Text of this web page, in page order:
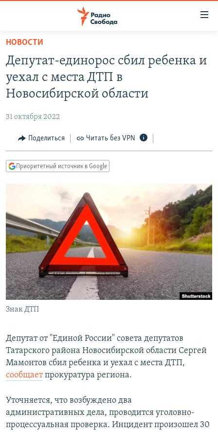
упрощенного
доступа
основному
Вернутся
Вернутся
ПОДКАСТЫ
АВТОРСКИЕ ПРОЕКТЫ
МНЕНИЯ
КУЛЬТУРА
КАВКАЗ.РЕАЛИИ
СЕВЕР.РЕАЛИИ
СИБИРЬ.РЕАЛИИ
РАСПИСАНИЕ ВЕЩАНИЯ
ПОДПИШИТЕСЬ НА РАССЫЛКУ
СОЦИАЛЬНЫЕ СЕТИ
Все сайты РСЕ/РС
НОВОСТИ
Депутат-единорос сбил ребенка и
уехал с места ДТП в
Новосибирской области
31 октября 2022
Поделиться Читать без VPN
Приоритетный источник в Google
Знак ДТП
Депутат от "Единой России" совета депутатов
Татарского района Новосибирской области Сергей
Мамонтов сбил ребенка и уехал с места ДТП,
сообщаетпрокуратура региона.
Уточняется, что возбуждено два
административных дела, проводится уголовно-
процессуальная проверка. Инцидент произошел 30